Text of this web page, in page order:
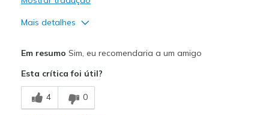
Mais detalhes
Breathe Well
Comfortable
Em resumo Sim, eu recomendaria a um amigo
Esta crítica foi útil?
4 0